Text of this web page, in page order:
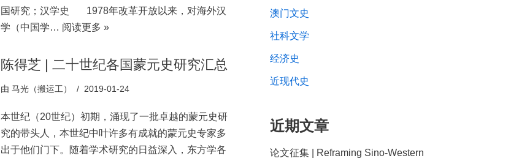
国研究；汉学史 1978年改革开放以来，对海外汉
学（中国学… 阅读更多 »
陈得芝 | 二十世纪各国蒙元史研究汇总
由 马光（搬运工） 2019-01-24
本世纪（20世纪）初期，涌现了一批卓越的蒙元史研
究的带头人，本世纪中叶许多有成就的蒙元史专家多
出于他们门下。随着学术研究的日益深入，东方学各
澳门文史
社科文学
经济史
近现代史
近期文章
论文征集 | Reframing Sino-Western